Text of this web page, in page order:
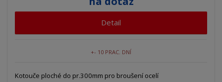
Detail
+- 10 PRAC. DNÍ
Kotouče ploché do pr.300mm pro broušení ocelí